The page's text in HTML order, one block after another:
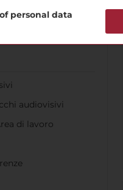
audiovisivi
di lavoro
personal data